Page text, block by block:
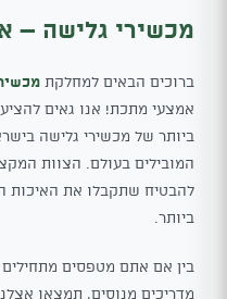
מכשירי גלישה –
ברוכים הבאים למחלקת
אמצעי מתכת! אנו גאים
המובילים בעולם. הצוות
להבטיח שתקבלו את האיכות
ביותר.
בין אם אתם מטפסים מתחילים
מדריכים מנוסים, תמצאו